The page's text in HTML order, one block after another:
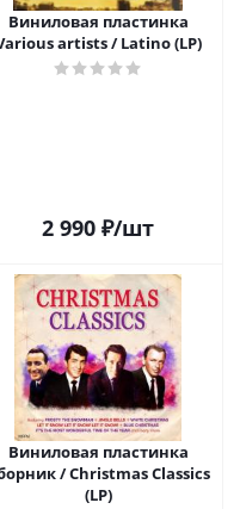
Виниловая пластинка
artists / Latino (LP)
2 990 ₽/шт
Виниловая пластинка
/ Christmas Classics
(LP)